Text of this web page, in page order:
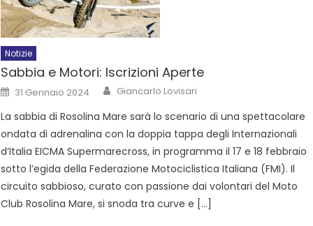
Notizie
Sabbia e Motori: Iscrizioni Aperte
31 Gennaio 2024 Giancarlo Lovisari
La sabbia di Rosolina Mare sarà lo scenario di una spettacolare
ondata di adrenalina con la doppia tappa degli Internazionali
d’Italia EICMA Supermarecross, in programma il 17 e 18 febbraio
sotto l’egida della Federazione Motociclistica Italiana (FMI). Il
circuito sabbioso, curato con passione dai volontari del Moto
Club Rosolina Mare, si snoda tra curve e […]